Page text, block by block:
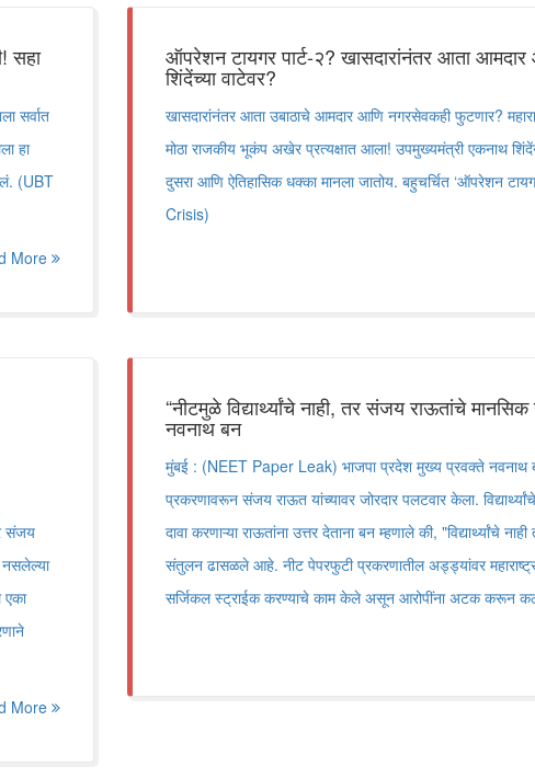
सहा
सर्वात
हा
(UBT
More
ऑपरेशन टायगर पार्ट-२? खासदारांनंतर आता
शिंदेंच्या वाटेवर?
खासदारांनंतर आता उबाठाचे आमदार आणि नगरसेवकही फुटणार?
मोठा राजकीय भूकंप अखेर प्रत्यक्षात आला! उपमुख्यमंत्री एकनाथ
दुसरा आणि ऐतिहासिक धक्का मानला जातोय. बहुचर्चित ‘ऑपरेशन
Crisis)
संजय
एका
More
“नीटमुळे विद्यार्थ्यांचे नाही, तर संजय राऊतांचे
नवनाथ बन
मुंबई : (NEET Paper Leak) भाजपा प्रदेश मुख्य प्रवक्ते नवनाथ बन
प्रकरणावरून संजय राऊत यांच्यावर जोरदार पलटवार केला.
दावा करणाऱ्या राऊतांना उत्तर देताना बन म्हणाले की, "विद्यार्थ्यांचे
संतुलन ढासळले आहे. नीट पेपरफुटी प्रकरणातील अड्ड्यांवर
सर्जिकल स्ट्राईक करण्याचे काम केले असून आरोपींना अटक करून